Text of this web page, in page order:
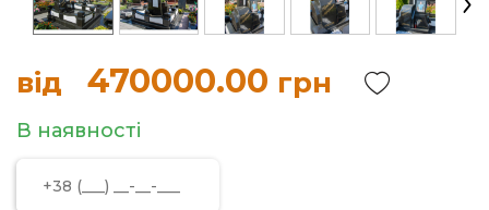
від 470000.00 грн
В наявності